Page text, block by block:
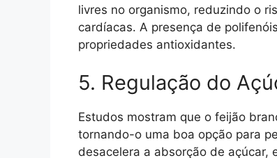
livres no organismo, reduzindo o
cardíacas. A presença de
propriedades antioxidantes.
5. Regulação do
Estudos mostram que o feijão
tornando-o uma boa opção para
desacelera a absorção de açúcar,